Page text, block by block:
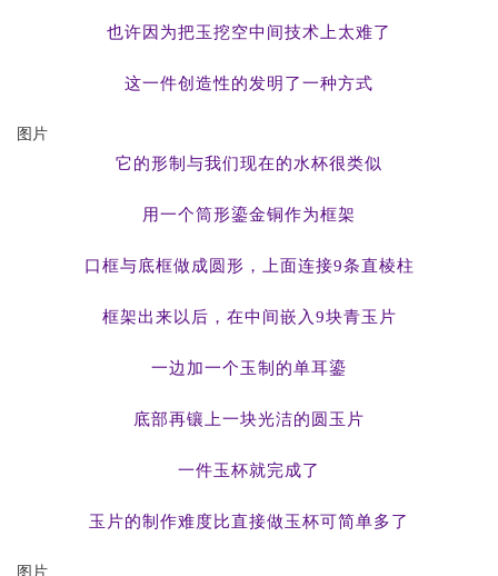
也许因为把玉挖空中间技术上太难了
这一件创造性的发明了一种方式
图片
它的形制与我们现在的水杯很类似
用一个筒形鎏金铜作为框架
口框与底框做成圆形，上面连接9条直棱柱
框架出来以后，在中间嵌入9块青玉片
一边加一个玉制的单耳鎏
底部再镶上一块光洁的圆玉片
一件玉杯就完成了
玉片的制作难度比直接做玉杯可简单多了
图片